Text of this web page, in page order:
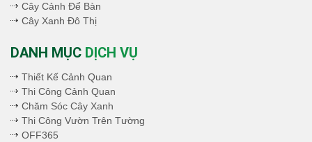
Cây Cảnh Để Bàn
Cây Xanh Đô Thị
DANH MỤC DỊCH VỤ
Thiết Kế Cảnh Quan
Thi Công Cảnh Quan
Chăm Sóc Cây Xanh
Thi Công Vườn Trên Tường
OFF365